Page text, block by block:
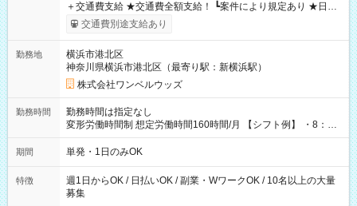
＋交通費支給 ★交通費全額支給！ ┗案件により規定あり ★日払
いOK！（規定あり） ┗働いたその日に現金GET♪ お仕事後はコ
ンビニATMから 日払い分を引き落とせます！ 【試用期間】試
交通費別途支給あり
勤務地
横浜市港北区
神奈川県横浜市港北区（最寄り駅：新横浜駅）
株式会社ワンベルウッズ
勤務時間
勤務時間は指定なし
変形労働時間制 想定労働時間160時間/月 【シフト例】 ・8：00
～21：00
期間 単発・1日のみOK
特徴
週1日からOK / 日払いOK / 副業・WワークOK / 10名以上の大量
募集